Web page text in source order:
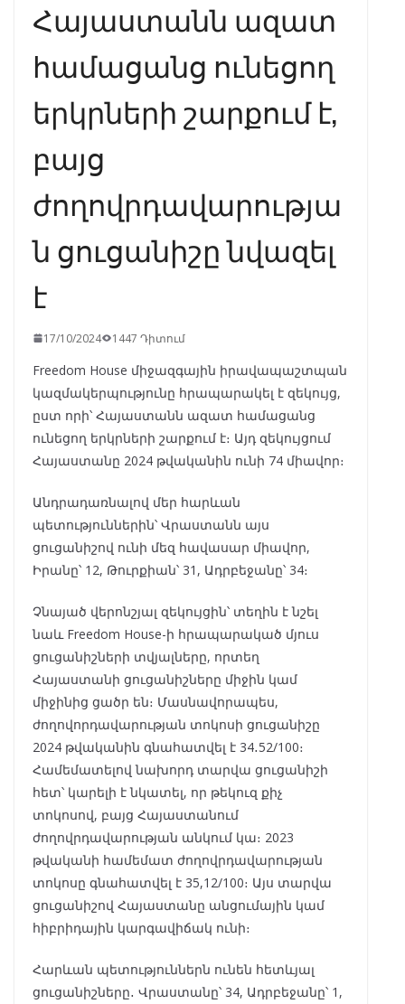
Հայաստանն ազատ
համացանց ունեցող
երկրների շարքում է,
բայց
ժողովրդավարությա
ն ցուցանիշը նվազել
է
17/10/2024 1447 Դիտում
Freedom House միջազգային իրավապաշտպան
կազմակերպությունը հրապարակել է զեկույց,
ըստ որի՝ Հայաստանն ազատ համացանց
ունեցող երկրների շարքում է։ Այդ զեկույցում
Հայաստանը 2024 թվականին ունի 74 միավոր։
Անդրադառնալով մեր հարևան
պետություններին՝ Վրաստանն այս
ցուցանիշով ունի մեզ հավասար միավոր,
Իրանը՝ 12, Թուրքիան՝ 31, Ադրբեջանը՝ 34։
Չնայած վերոնշյալ զեկույցին՝ տեղին է նշել
նաև Freedom House-ի հրապարակած մյուս
ցուցանիշների տվյալները, որտեղ
Հայաստանի ցուցանիշները միջին կամ
միջինից ցածր են։ Մասնավորապես,
ժողովորդավարության տոկոսի ցուցանիշը
2024 թվականին գնահատվել է 34․52/100։
Համեմատելով նախորդ տարվա ցուցանիշի
հետ՝ կարելի է նկատել, որ թեկուզ քիչ
տոկոսով, բայց Հայաստանում
ժողովրդավարության անկում կա։ 2023
թվականի համեմատ ժողովրդավարության
տոկոսը գնահատվել է 35,12/100։ Այս տարվա
ցուցանիշով Հայաստանը անցումային կամ
հիբրիդային կարգավիճակ ունի։
Հարևան պետություններն ունեն հետևյալ
ցուցանիշները․ Վրաստանը՝ 34, Ադրբեջանը՝ 1,